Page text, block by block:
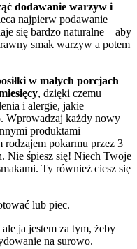
dodawanie warzyw i
najpierw podawanie
się bardzo naturalne – aby
smak warzyw a potem
w małych porcjach
, dzięki czemu
i alergie, jakie
Wprowadzaj każdy nowy
produktami
pokarmu przez 3
Nie śpiesz się! Niech Twoje
Ty również ciesz się
lub piec.
ja jestem za tym, żeby
na surowo.